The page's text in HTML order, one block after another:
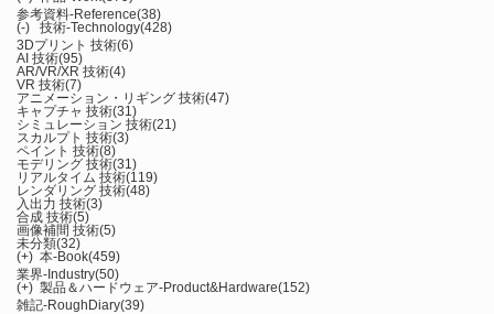
参考資料-Reference(38)
(-)
技術-Technology(428)
3Dプリント 技術(6)
AI 技術(95)
AR/VR/XR 技術(4)
VR 技術(7)
アニメーション・リギング 技術(47)
キャプチャ 技術(31)
シミュレーション 技術(21)
スカルプト 技術(3)
ペイント 技術(8)
モデリング 技術(31)
リアルタイム 技術(119)
レンダリング 技術(48)
入出力 技術(3)
合成 技術(5)
画像補間 技術(5)
未分類(32)
(+) 本-Book(459)
業界-Industry(50)
(+) 製品＆ハードウェア-Product&Hardware(152)
雑記-RoughDiary(39)